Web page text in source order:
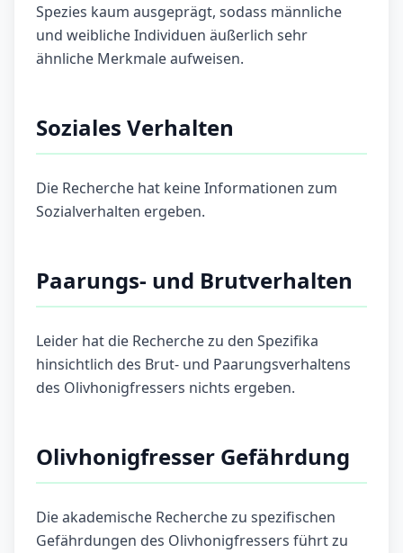
Spezies kaum ausgeprägt, sodass männliche
und weibliche Individuen äußerlich sehr
ähnliche Merkmale aufweisen.
Soziales Verhalten
Die Recherche hat keine Informationen zum
Sozialverhalten ergeben.
Paarungs- und Brutverhalten
Leider hat die Recherche zu den Spezifika
hinsichtlich des Brut- und Paarungsverhaltens
des Olivhonigfressers nichts ergeben.
Olivhonigfresser Gefährdung
Die akademische Recherche zu spezifischen
Gefährdungen des Olivhonigfressers führt zu